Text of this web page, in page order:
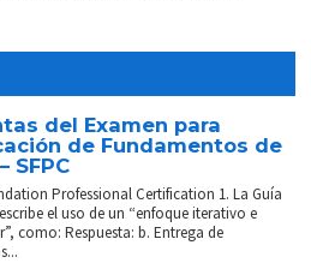
del Examen para
de Fundamentos de
SFPC
Professional Certification 1. La Guía
el uso de un “enfoque iterativo e
como: Respuesta: b. Entrega de